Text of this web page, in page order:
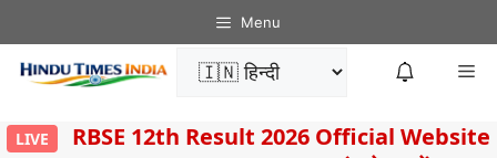
to
content
Menu
LIVE
RBSE 12th Result 2026 Official Website